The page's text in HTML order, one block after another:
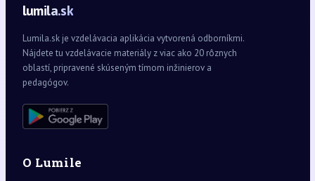
lumila.sk
Lumila.sk je vzdelávacia aplikácia vytvorená odborníkmi.
Nájdete tu vzdelávacie materiály z viac ako 20 rôznych
oblastí, pripravené skúseným tímom inžinierov a
pedagógov.
O Lumile